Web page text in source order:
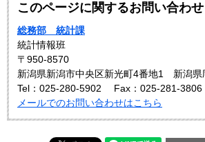
このページに関するお問い合わせ
総務部 統計課
統計情報班
〒950-8570
新潟県新潟市中央区新光町4番地1 新潟県
Tel：025-280-5902
Fax：025-281-3806
メールでのお問い合わせはこちら